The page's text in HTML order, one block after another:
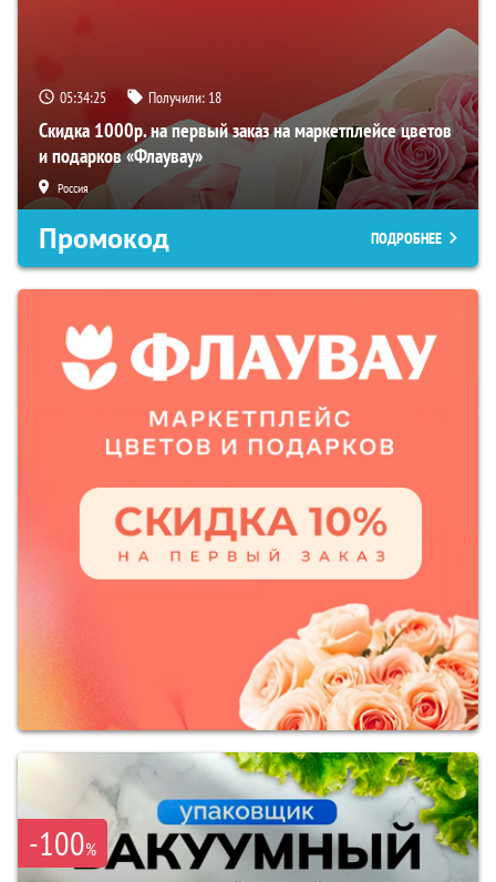
05:34:24 Получили: 18
Скидка 1000р. на первый заказ на маркетплейсе цветов
и подарков «Флаувау»
Россия
Промокод ПОДРОБНЕЕ
-100%